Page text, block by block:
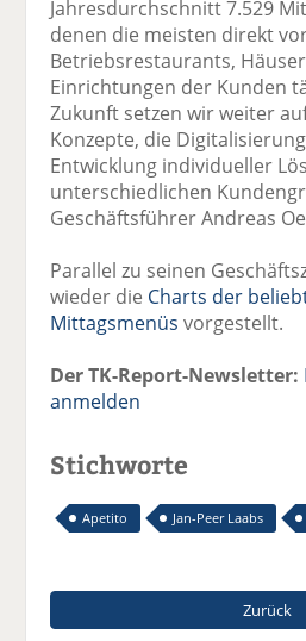
Jahresdurchschnitt 7.529
denen die meisten direkt
Betriebsrestaurants,
Einrichtungen der Kunden
Zukunft setzen wir weiter
Konzepte, die
Entwicklung individueller
unterschiedlichen
Geschäftsführer Andreas
Parallel zu seinen
wieder die Charts der
Mittagsmenüs vorgestellt.
Der TK-Report-Newsletter:
anmelden
Stichworte
Apetito Jan-Peer Laabs
Zurück